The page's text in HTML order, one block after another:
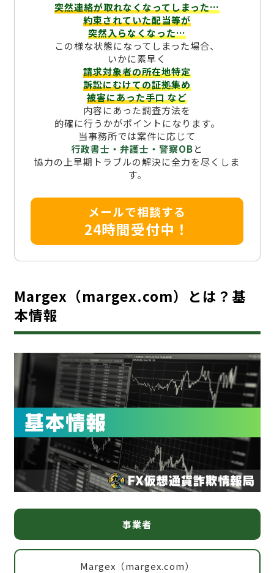
突然連絡が取れなくなってしまった…
約束されていた配当等が
突然入らなくなった…
この様な状態になってしまった場合、
いかに素早く
請求対象者の所在地特定
訴訟にむけての証拠集め
被害にあった手口など
内容にあった調査方法を
的確に行うかがポイントになります。
当事務所では案件に応じて
行政書士・弁護士・警察OBと
協力の上早期トラブルの解決に全力を尽くしま
す。
メールで相談する
24時間受付中！
Margex（margex.com）とは？基
本情報
事業者
Margex（margex.com）